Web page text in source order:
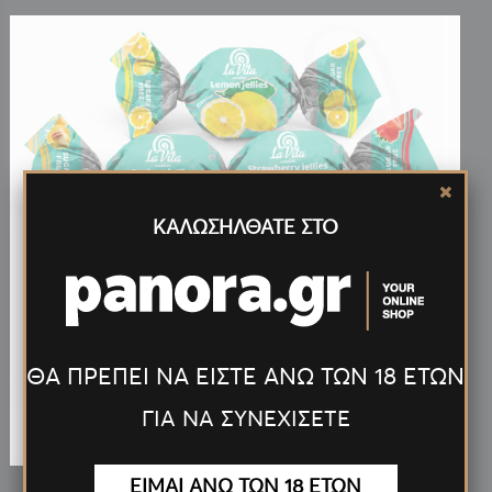
0.10€
ΚΑΛΩΣΗΛΘΑΤΕ ΣΤΟ
ΘΑ ΠΡΕΠΕΙ ΝΑ ΕΙΣΤΕ ΑΝΩ ΤΩΝ 18 ΕΤΩΝ
ΓΙΑ ΝΑ ΣΥΝΕΧΙΣΕΤΕ
ΕΙΜΑΙ ΑΝΩ ΤΩΝ 18 ΕΤΩΝ